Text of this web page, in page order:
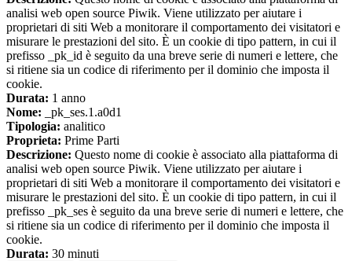
analisi web open source Piwik. Viene utilizzato per aiutare i
proprietari di siti Web a monitorare il comportamento dei visitatori e
misurare le prestazioni del sito. È un cookie di tipo pattern, in cui il
prefisso _pk_id è seguito da una breve serie di numeri e lettere, che
si ritiene sia un codice di riferimento per il dominio che imposta il
cookie.
Durata: 1 anno
Nome: _pk_ses.1.a0d1
Tipologia: analitico
Proprieta: Prime Parti
Descrizione: Questo nome di cookie è associato alla piattaforma di
analisi web open source Piwik. Viene utilizzato per aiutare i
proprietari di siti Web a monitorare il comportamento dei visitatori e
misurare le prestazioni del sito. È un cookie di tipo pattern, in cui il
prefisso _pk_ses è seguito da una breve serie di numeri e lettere, che
si ritiene sia un codice di riferimento per il dominio che imposta il
cookie.
Durata: 30 minuti